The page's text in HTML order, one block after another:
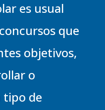
es usual
que
objetivos,
o
de